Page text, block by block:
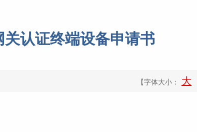
关认证终端设备申请书
【字体大小： 大